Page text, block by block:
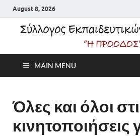
August 8, 2026
Σύλλογος
Πειραιά "Η
MAIN MENU
Όλες και όλοι
κινητοποιήσεις